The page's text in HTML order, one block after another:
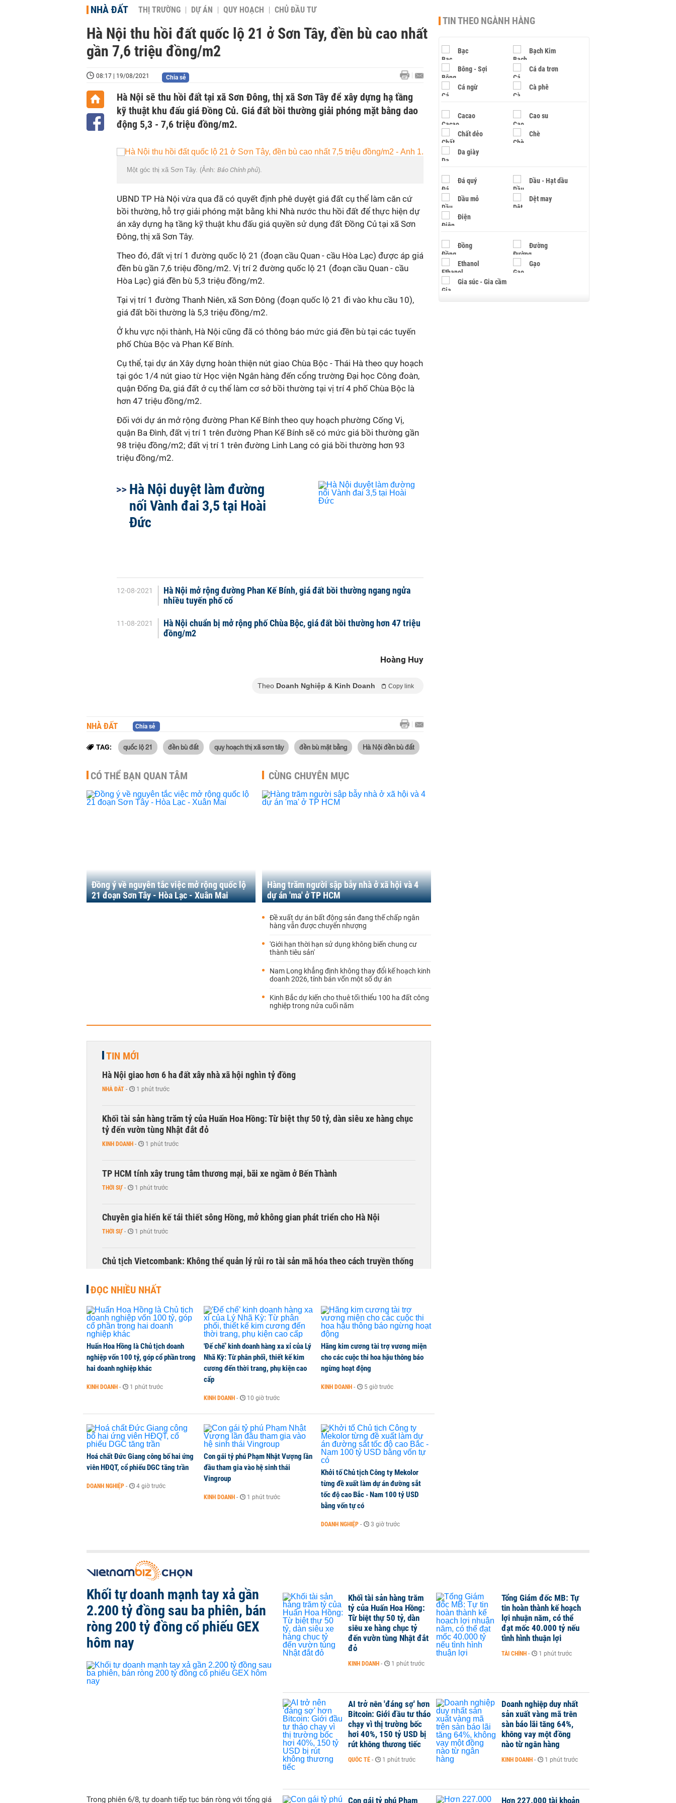
NHÀ ĐẤT THỊ TRƯỜNG DỰ ÁN QUY HOẠCH CHỦ ĐẦU TƯ
Hà Nội thu hồi đất quốc lộ 21 ở Sơn Tây, đền bù cao nhất
gần 7,6 triệu đồng/m2
08:17 | 19/08/2021 Chia sẻ
Hà Nội sẽ thu hồi đất tại xã Sơn Đông, thị xã Sơn Tây để xây dựng hạ tầng
kỹ thuật khu đấu giá Đồng Củ. Giá đất bồi thường giải phóng mặt bằng dao
động 5,3 - 7,6 triệu đồng/m2.
Một góc thị xã Sơn Tây. (Ảnh: Báo Chính phủ).
UBND TP Hà Nội vừa qua đã có quyết định phê duyệt giá đất cụ thể làm căn cứ
bồi thường, hỗ trợ giải phóng mặt bằng khi Nhà nước thu hồi đất để thực hiện dự
án xây dựng hạ tầng kỹ thuật khu đấu giá quyền sử dụng đất Đồng Củ tại xã Sơn
Đông, thị xã Sơn Tây.
Theo đó, đất vị trí 1 đường quốc lộ 21 (đoạn cầu Quan - cầu Hòa Lạc) được áp giá
đền bù gần 7,6 triệu đồng/m2. Vị trí 2 đường quốc lộ 21 (đoạn cầu Quan - cầu
Hòa Lạc) giá đền bù 5,3 triệu đồng/m2.
Tại vị trí 1 đường Thanh Niên, xã Sơn Đông (đoạn quốc lộ 21 đi vào khu cầu 10),
giá đất bồi thường là 5,3 triệu đồng/m2.
Ở khu vực nội thành, Hà Nội cũng đã có thông báo mức giá đền bù tại các tuyến
phố Chùa Bộc và Phan Kế Bính.
Cụ thể, tại dự án Xây dựng hoàn thiện nút giao Chùa Bộc - Thái Hà theo quy hoạch
tại góc 1/4 nút giao từ Học viện Ngân hàng đến cổng trường Đại học Công đoàn,
quận Đống Đa, giá đất ở cụ thể làm cơ sở bồi thường tại vị trí 4 phố Chùa Bộc là
hơn 47 triệu đồng/m2.
Đối với dự án mở rộng đường Phan Kế Bính theo quy hoạch phường Cống Vị,
quận Ba Đình, đất vị trí 1 trên đường Phan Kế Bính sẽ có mức giá bồi thường gần
98 triệu đồng/m2; đất vị trí 1 trên đường Linh Lang có giá bồi thường hơn 93
triệu đồng/m2.
Hà Nội duyệt làm đường
nối Vành đai 3,5 tại Hoài
Đức
12-08-2021
Hà Nội mở rộng đường Phan Kế Bính, giá đất bồi thường ngang ngửa
nhiều tuyến phố cổ
11-08-2021
Hà Nội chuẩn bị mở rộng phố Chùa Bộc, giá đất bồi thường hơn 47 triệu
đồng/m2
Hoàng Huy
Theo Doanh Nghiệp & Kinh Doanh Copy link
NHÀ ĐẤT Chia sẻ
TAG: quốc lộ 21 đền bù đất quy hoạch thị xã sơn tây đền bù mặt bằng Hà Nội đền bù đất
CÓ THỂ BẠN QUAN TÂM
Đồng ý về nguyên tắc việc mở rộng quốc lộ
21 đoạn Sơn Tây - Hòa Lạc - Xuân Mai
CÙNG CHUYÊN MỤC
Hàng trăm người sập bẫy nhà ở xã hội và 4
dự án 'ma' ở TP HCM
Đề xuất dự án bất động sản đang thế chấp ngân
hàng vẫn được chuyển nhượng
'Giới hạn thời hạn sử dụng không biến chung cư
thành tiêu sản'
Nam Long khẳng định không thay đổi kế hoạch kinh
doanh 2026, tính bán vốn một số dự án
Kinh Bắc dự kiến cho thuê tối thiểu 100 ha đất công
nghiệp trong nửa cuối năm
TIN MỚI
Hà Nội giao hơn 6 ha đất xây nhà xã hội nghìn tỷ đồng
NHÀ ĐẤT - 1 phút trước
Khối tài sản hàng trăm tỷ của Huấn Hoa Hồng: Từ biệt thự 50 tỷ, dàn siêu xe hàng chục
tỷ đến vườn tùng Nhật đắt đỏ
KINH DOANH - 1 phút trước
TP HCM tính xây trung tâm thương mại, bãi xe ngầm ở Bến Thành
THỜI SỰ - 1 phút trước
Chuyên gia hiến kế tái thiết sông Hồng, mở không gian phát triển cho Hà Nội
THỜI SỰ - 1 phút trước
Chủ tịch Vietcombank: Không thể quản lý rủi ro tài sản mã hóa theo cách truyền thống
ĐỌC NHIỀU NHẤT
Huấn Hoa Hồng là Chủ tịch doanh
nghiệp vốn 100 tỷ, góp cổ phần trong
hai doanh nghiệp khác
KINH DOANH - 1 phút trước
'Đế chế’ kinh doanh hàng xa xỉ của Lý
Nhã Kỳ: Từ phân phối, thiết kế kim
cương đến thời trang, phụ kiện cao
cấp
KINH DOANH - 10 giờ trước
Hãng kim cương tài trợ vương miện
cho các cuộc thi hoa hậu thông báo
ngừng hoạt động
KINH DOANH - 5 giờ trước
Hoá chất Đức Giang công bố hai ứng
viên HĐQT, cổ phiếu DGC tăng trần
DOANH NGHIỆP - 4 giờ trước
Con gái tỷ phú Phạm Nhật Vượng lần
đầu tham gia vào hệ sinh thái
Vingroup
KINH DOANH - 1 phút trước
Khởi tố Chủ tịch Công ty Mekolor
từng đề xuất làm dự án đường sắt
tốc độ cao Bắc - Nam 100 tỷ USD
bằng vốn tự có
DOANH NGHIỆP - 3 giờ trước
TIN THEO NGÀNH HÀNG
Bạc Bạch Kim
Bông - Sợi Cá da trơn
Cá ngừ Cà phê
Cacao Cao su
Chất dẻo Chè
Da giày
Đá quý Dầu - Hạt dầu
Dầu mỏ Dệt may
Điện
Đồng Đường
Ethanol Gạo
Gia súc - Gia cầm
Khối tự doanh mạnh tay xả gần
2.200 tỷ đồng sau ba phiên, bán
ròng 200 tỷ đồng cổ phiếu GEX
hôm nay
Trong phiên 6/8, tự doanh tiếp tục bán ròng với tổng giá
Khối tài sản hàng trăm
tỷ của Huấn Hoa Hồng:
Từ biệt thự 50 tỷ, dàn
siêu xe hàng chục tỷ
đến vườn tùng Nhật đắt
đỏ
KINH DOANH - 1 phút trước
Tổng Giám đốc MB: Tự
tin hoàn thành kế hoạch
lợi nhuận năm, có thể
đạt mốc 40.000 tỷ nếu
tình hình thuận lợi
TÀI CHÍNH - 1 phút trước
AI trở nên 'đáng sợ' hơn
Bitcoin: Giới đầu tư tháo
chạy vì thị trường bốc
hơi 40%, 150 tỷ USD bị
rút không thương tiếc
QUỐC TẾ - 1 phút trước
Doanh nghiệp duy nhất
sản xuất vàng mã trên
sàn báo lãi tăng 64%,
không vay một đồng
nào từ ngân hàng
KINH DOANH - 1 phút trước
Con gái tỷ phú Phạm Hơn 227.000 tài khoản